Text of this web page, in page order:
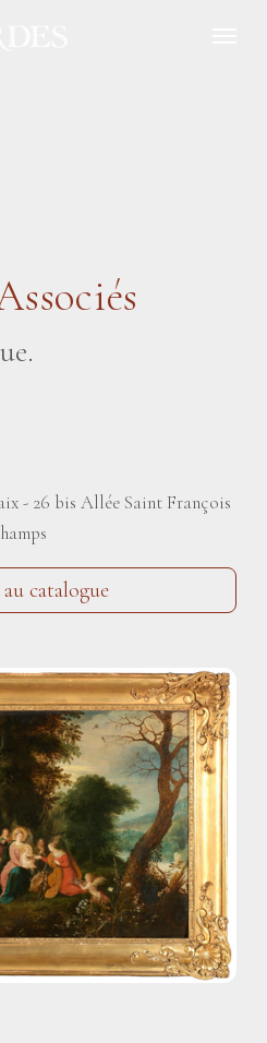
- 26 bis Allée Saint François
catalogue